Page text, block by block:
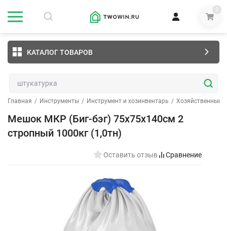
0
КАТАЛОГ ТОВАРОВ
Главная / Инструменты / Инструмент и хозинвентарь / Хозяйственный
Мешок МКР (Биг-бэг) 75х75х140см 2
стропный 1000кг (1,0тн)
Оставить отзыв Сравнение